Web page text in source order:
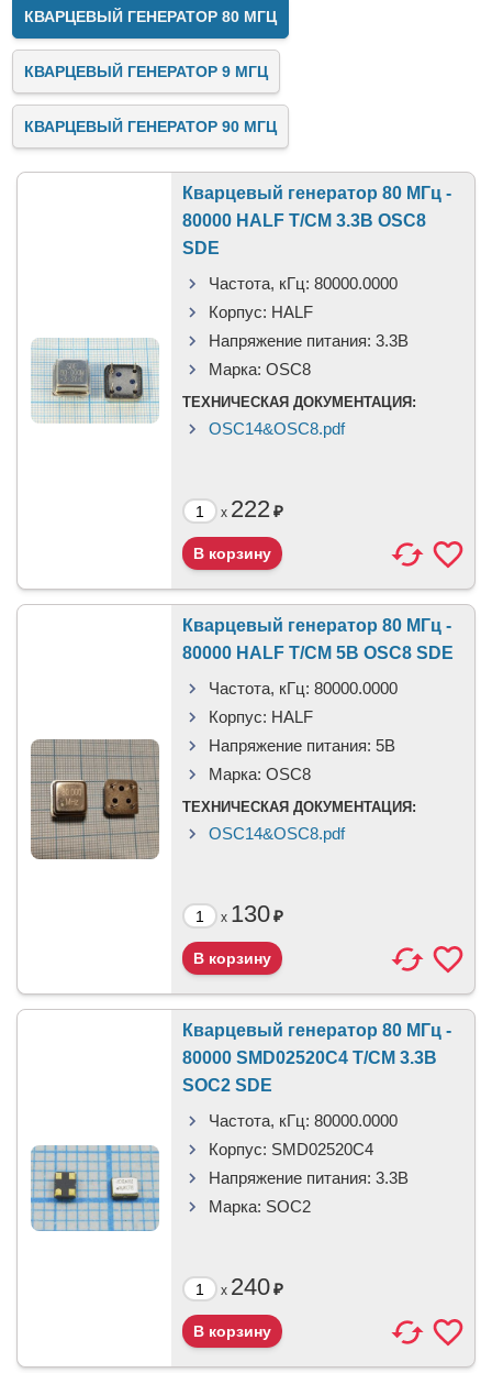
КВАРЦЕВЫЙ ГЕНЕРАТОР 80 МГЦ
КВАРЦЕВЫЙ ГЕНЕРАТОР 9 МГЦ
КВАРЦЕВЫЙ ГЕНЕРАТОР 90 МГЦ
Кварцевый генератор 80 МГц -
80000 HALF T/CM 3.3В OSC8
SDE
Частота, кГц: 80000.0000
Корпус: HALF
Напряжение питания: 3.3В
Марка: OSC8
ТЕХНИЧЕСКАЯ ДОКУМЕНТАЦИЯ:
OSC14&OSC8.pdf
x 222₽
Кварцевый генератор 80 МГц -
80000 HALF T/CM 5В OSC8 SDE
Частота, кГц: 80000.0000
Корпус: HALF
Напряжение питания: 5В
Марка: OSC8
ТЕХНИЧЕСКАЯ ДОКУМЕНТАЦИЯ:
OSC14&OSC8.pdf
x 130₽
Кварцевый генератор 80 МГц -
80000 SMD02520C4 T/CM 3.3В
SOC2 SDE
Частота, кГц: 80000.0000
Корпус: SMD02520C4
Напряжение питания: 3.3В
Марка: SOC2
x 240₽